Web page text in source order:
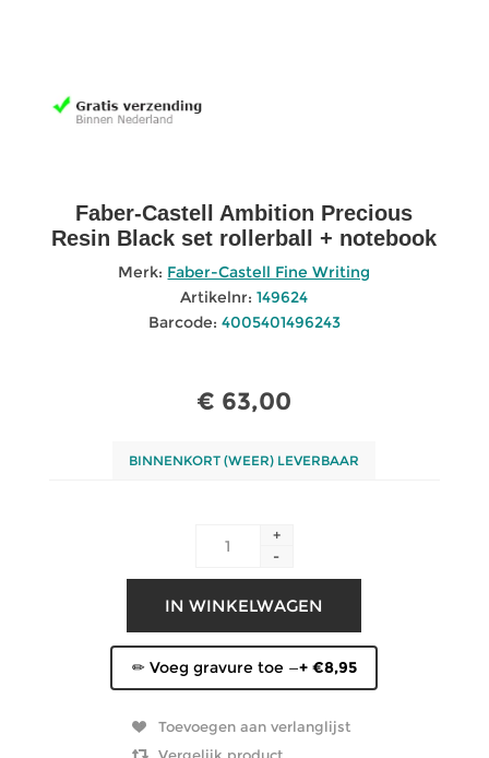
Faber-Castell Ambition Precious
Resin Black set rollerball + notebook
Merk: Faber-Castell Fine Writing
Artikelnr: 149624
Barcode: 4005401496243
€ 63,00
BINNENKORT (WEER) LEVERBAAR
+
-
✏ Voeg gravure toe —+ €8,95